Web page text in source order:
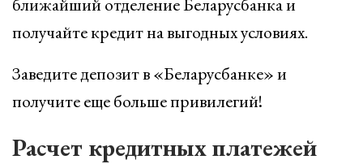
получайте кредит на выгодных условиях.
Заведите депозит в «Беларусбанке» и
получите еще больше привилегий!
Расчет кредитных платежей